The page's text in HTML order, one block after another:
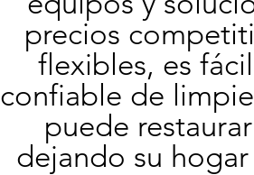
precios
flexibles, es
confiable de
puede
dejando su